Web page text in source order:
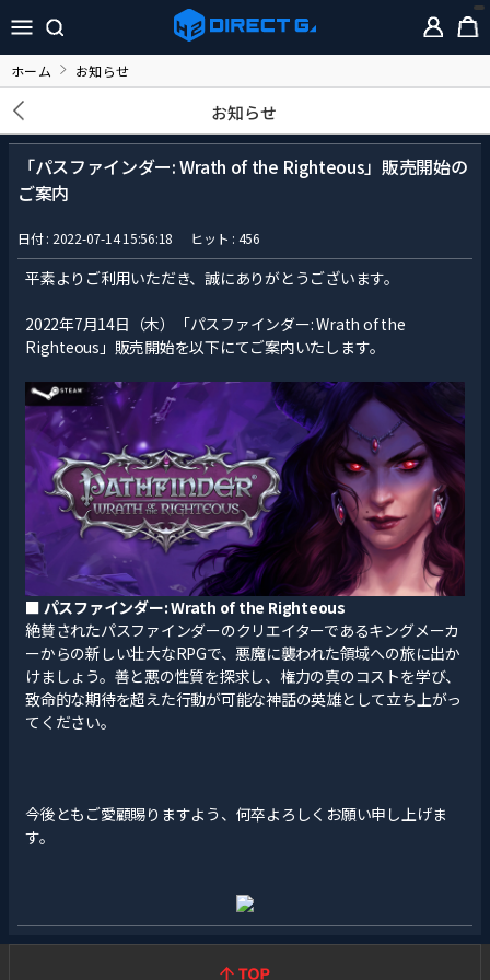
ホーム お知らせ
お知らせ
「パスファインダー: Wrath of the Righteous」販売開始の
ご案内
日付 : 2022-07-14 15:56:18 ヒット : 456
平素よりご利用いただき、誠にありがとうございます。
2022年7月14日（木）「パスファインダー: Wrath of the
Righteous」販売開始を以下にてご案内いたします。
■ パスファインダー: Wrath of the Righteous
絶賛されたパスファインダーのクリエイターであるキングメーカ
ーからの新しい壮大なRPGで、悪魔に襲われた領域への旅に出か
けましょう。善と悪の性質を探求し、権力の真のコストを学び、
致命的な期待を超えた行動が可能な神話の英雄として立ち上がっ
てください。
今後ともご愛顧賜りますよう、何卒よろしくお願い申し上げま
す。